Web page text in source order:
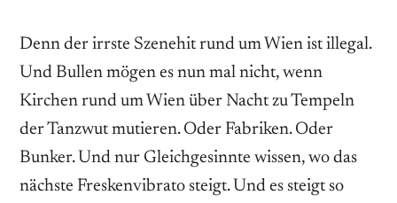
Denn der irrste Szenehit rund um Wien ist illegal.
Und Bullen mögen es nun mal nicht, wenn
Kirchen rund um Wien über Nacht zu Tempeln
der Tanzwut mutieren. Oder Fabriken. Oder
Bunker. Und nur Gleichgesinnte wissen, wo das
nächste Freskenvibrato steigt. Und es steigt so